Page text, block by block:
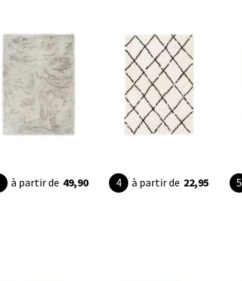
à partir de 49,90 à partir de 22,95